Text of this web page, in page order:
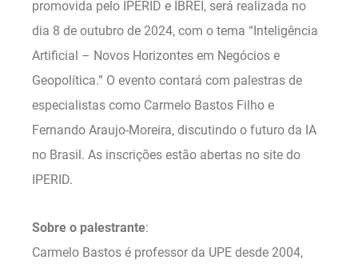
promovida pelo IPERID e IBREI, será realizada no
dia 8 de outubro de 2024, com o tema “Inteligência
Artificial – Novos Horizontes em Negócios e
Geopolítica.” O evento contará com palestras de
especialistas como Carmelo Bastos Filho e
Fernando Araujo-Moreira, discutindo o futuro da IA
no Brasil. As inscrições estão abertas no site do
IPERID.
Sobre o palestrante:
Carmelo Bastos é professor da UPE desde 2004,